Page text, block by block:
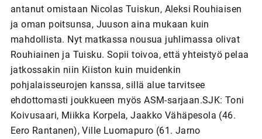
antanut omistaan Nicolas Tuiskun, Aleksi Rouhiaisen
ja oman poitsunsa, Juuson aina mukaan kuin
mahdollista. Nyt matkassa nousua juhlimassa olivat
Rouhiainen ja Tuisku. Sopii toivoa, että yhteistyö pelaa
jatkossakin niin Kiiston kuin muidenkin
pohjalaisseurojen kanssa, sillä alue tarvitsee
ehdottomasti joukkueen myös ASM-sarjaan.SJK: Toni
Koivusaari, Miikka Korpela, Jaakko Vähäpesola (46.
Eero Rantanen), Ville Luomapuro (61. Jarno